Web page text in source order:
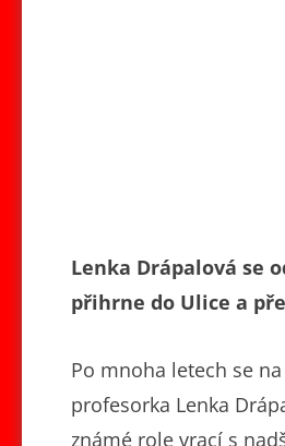
Lenka Drápalová se
přihrne do Ulice a
Po mnoha letech se
profesorka Lenka
známé role vrací s